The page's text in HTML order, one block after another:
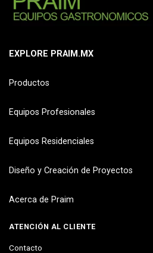
EXPLORE PRAIM.MX
Productos
Equipos Profesionales
Equipos Residenciales
Diseño y Creación de Proyectos
Acerca de Praim
ATENCIÓN AL CLIENTE
Contacto